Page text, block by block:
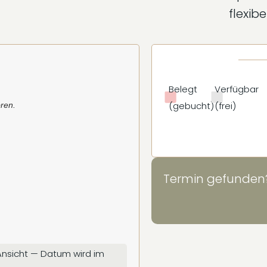
— Datum wird im
Belegt
(gebucht)
Verfügbar
(frei)
Termin